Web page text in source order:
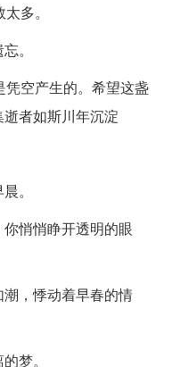
多。
。
空产生的。希望这盏
者如斯川年沉淀
。
悄悄睁开透明的眼
，悸动着早春的情
梦。